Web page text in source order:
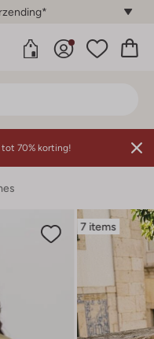
70% korting!
7 items